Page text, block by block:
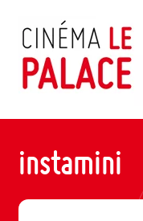
contenu
instamini